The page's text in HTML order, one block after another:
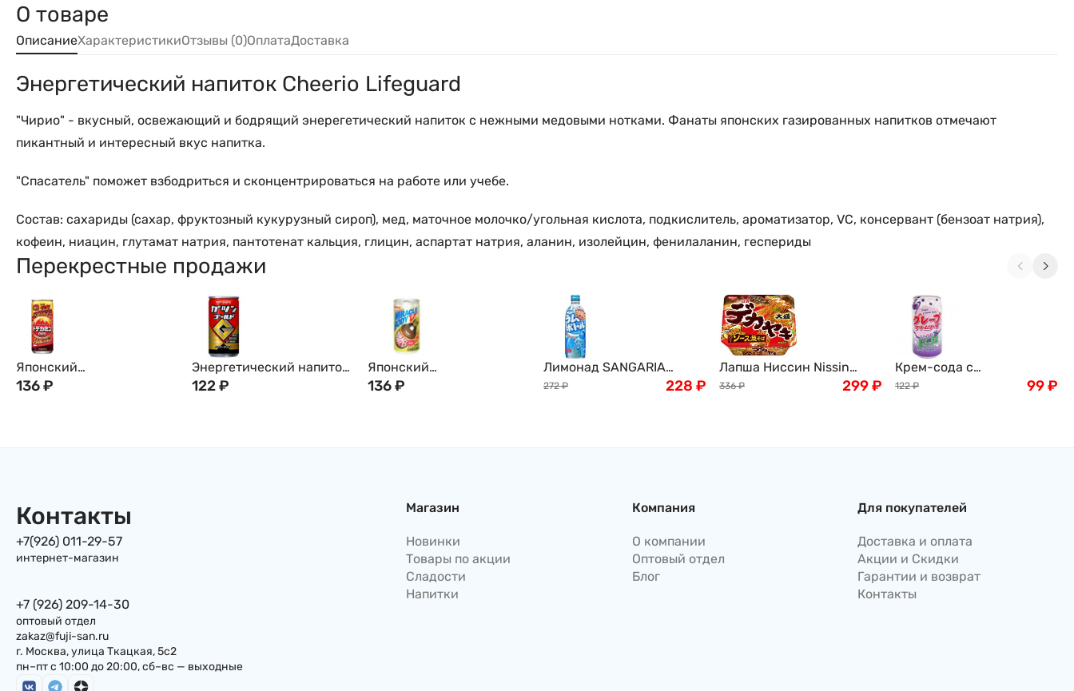
О товаре
ОписаниеХарактеристикиОтзывы (0)ОплатаДоставка
Энергетический напиток Cheerio Lifeguard
"Чирио" - вкусный, освежающий и бодрящий энерегетический напиток с нежными медовыми нотками. Фанаты японских газированных напитков отмечают
пикантный и интересный вкус напитка.
"Спасатель" поможет взбодриться и сконцентрироваться на работе или учебе.
Состав: сахариды (сахар, фруктозный кукурузный сироп), мед, маточное молочко/угольная кислота, подкислитель, ароматизатор, VC, консервант (бензоат натрия),
кофеин, ниацин, глутамат натрия, пантотенат кальция, глицин, аспартат натрия, аланин, изолейцин, фенилаланин, геспериды
Перекрестные продажи
Японский
энергетический напиток
молочко,
гуарана,витамин
C,кофеин, аргинин,
аланин, глицин, лейцин,
валин, витамин B6)
136₽
Энергетический напиток
Tominaga с экстрактом
122₽
Японский
энергетический напиток
136₽
Лимонад SANGARIA
Рамунэ, Япония, 500г
272 ₽ 228 ₽
Лапша Ниссин Nissin
Якисоба с курицей,
336 ₽ 299₽
Крем-сода с
виноградным вкусом
122 ₽ 99₽
Контакты
+7(926) 011-29-57
интернет-магазин
+7 (926) 209-14-30
оптовый отдел
zakaz@fuji-san.ru
г. Москва, улица Ткацкая, 5с2
пн–пт с 10:00 до 20:00, сб–вс — выходные
Магазин
Новинки
Товары по акции
Сладости
Напитки
Компания
О компании
Оптовый отдел
Блог
Для покупателей
Доставка и оплата
Акции и Скидки
Гарантии и возврат
Контакты